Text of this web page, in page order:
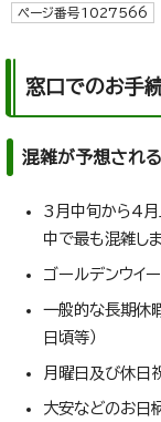
ページ番号1027566
窓口でのお手
混雑が予想される
3月中旬から4月
中で最も混雑しま
ゴールデンウイ
一般的な長期休
日頃等）
月曜日及び休日
大安などのお日